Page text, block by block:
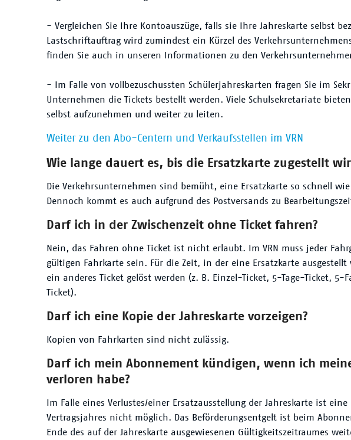
- Vergleichen Sie Ihre Kontoauszüge, falls sie Ihre Jahreskarte selbst
Lastschriftauftrag wird zumindest ein Kürzel des
finden Sie auch in unseren Informationen zu den
- Im Falle von vollbezuschussten Schülerjahreskarten fragen Sie im
Unternehmen die Tickets bestellt werden. Viele Schulsekretariate
selbst aufzunehmen und weiter zu leiten.
Weiter zu den Abo-Centern und Verkaufsstellen im VRN
Wie lange dauert es, bis die Ersatzkarte zugestellt
Die Verkehrsunternehmen sind bemüht, eine Ersatzkarte so schnell
Dennoch kommt es auch aufgrund des Postversands zu
Darf ich in der Zwischenzeit ohne Ticket fahren?
Nein, das Fahren ohne Ticket ist nicht erlaubt. Im VRN muss jeder
gültigen Fahrkarte sein. Für die Zeit, in der eine Ersatzkarte
ein anderes Ticket gelöst werden (z. B. Einzel-Ticket, 5-Tage-Ticket, 5-
Ticket).
Darf ich eine Kopie der Jahreskarte vorzeigen?
Kopien von Fahrkarten sind nicht zulässig.
Darf ich mein Abonnement kündigen, wenn ich
verloren habe?
Im Falle eines Verlustes/einer Ersatzausstellung der Jahreskarte ist
Vertragsjahres nicht möglich. Das Beförderungsentgelt ist beim
Ende des auf der Jahreskarte ausgewiesenen Gültigkeitszeitraumes